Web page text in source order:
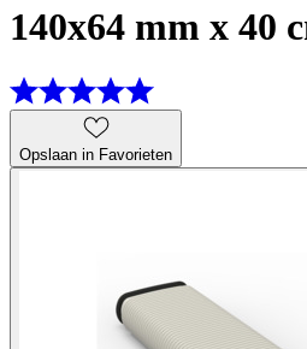
140x64 mm x 40
Opslaan in Favorieten